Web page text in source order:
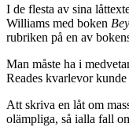
I de flesta av sina
Williams med boken
rubriken på en av
Man måste ha i
Reades kvarlevor
Att skriva en låt om
olämpliga, så ialla fall